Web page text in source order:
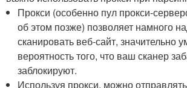
Прокси (особенно пул прокси-
об этом позже) позволяет намного
сканировать веб-сайт, значительно
вероятность того, что ваш сканер
заблокируют.
Используя прокси, можно